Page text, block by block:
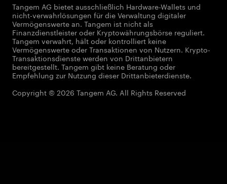
Tangem AG bietet ausschließlich Hardware-Wallets und
nicht-verwahrlösungen für die Verwaltung digitaler
Vermögenswerte an. Tangem ist nicht als
Finanzdienstleister oder Kryptowährungsbörse reguliert.
Tangem verwahrt, hält oder kontrolliert keine
Vermögenswerte oder Transaktionen von Nutzern. Krypto-
Transaktionsdienste werden von Drittanbietern
bereitgestellt. Tangem gibt keine Beratung oder
Empfehlung zur Nutzung dieser Drittanbieterdienste.